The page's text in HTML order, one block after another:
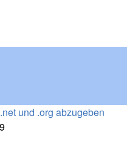
und .org abzugeben